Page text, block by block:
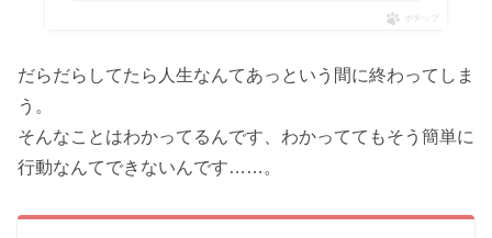
ポチップ
だらだらしてたら人生なんてあっという間に終わってしま
う。
そんなことはわかってるんです、わかっててもそう簡単に
行動なんてできないんです……。